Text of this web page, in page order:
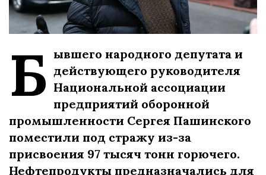
Б ывшего народного депутата и
действующего руководителя
Национальной ассоциации
предприятий оборонной
промышленности Сергея Пашинского
поместили под стражу из-за
присвоения 97 тысяч тонн горючего.
Нефтепродукты предназначались для